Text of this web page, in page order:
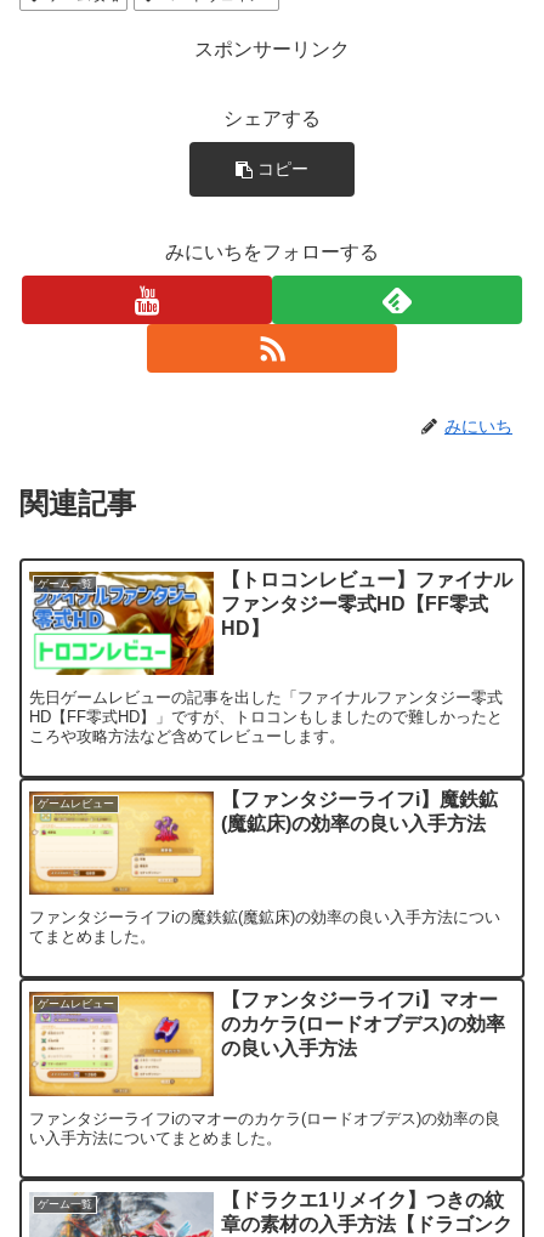
スポンサーリンク
シェアする
コピー
みにいちをフォローする
みにいち
関連記事
ゲーム一覧
【トロコンレビュー】ファイナル
ファンタジー零式HD【FF零式
HD】
先日ゲームレビューの記事を出した「ファイナルファンタジー零式
HD【FF零式HD】」ですが、トロコンもしましたので難しかったと
ころや攻略方法など含めてレビューします。
ゲームレビュー
【ファンタジーライフi】魔鉄鉱
(魔鉱床)の効率の良い入手方法
ファンタジーライフiの魔鉄鉱(魔鉱床)の効率の良い入手方法につい
てまとめました。
ゲームレビュー
【ファンタジーライフi】マオー
のカケラ(ロードオブデス)の効率
の良い入手方法
ファンタジーライフiのマオーのカケラ(ロードオブデス)の効率の良
い入手方法についてまとめました。
ゲーム一覧
【ドラクエ1リメイク】つきの紋
章の素材の入手方法【ドラゴンク